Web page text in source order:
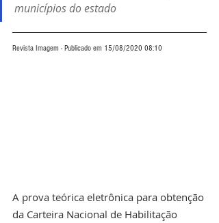
municípios do estado
Revista Imagem - Publicado em 15/08/2020 08:10
A prova teórica eletrônica para obtenção
da Carteira Nacional de Habilitação